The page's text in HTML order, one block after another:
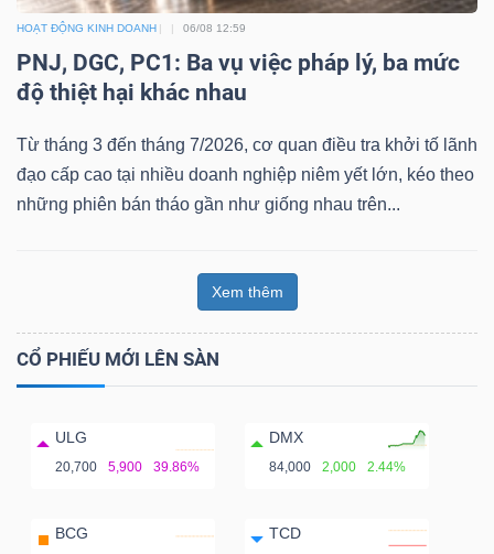
HOẠT ĐỘNG KINH DOANH 06/08 12:59
PNJ, DGC, PC1: Ba vụ việc pháp lý, ba mức
độ thiệt hại khác nhau
Từ tháng 3 đến tháng 7/2026, cơ quan điều tra khởi tố lãnh
đạo cấp cao tại nhiều doanh nghiệp niêm yết lớn, kéo theo
những phiên bán tháo gần như giống nhau trên...
Xem thêm
CỔ PHIẾU MỚI LÊN SÀN
ULG
20,700 5,900 39.86%
DMX
84,000 2,000 2.44%
BCG TCD